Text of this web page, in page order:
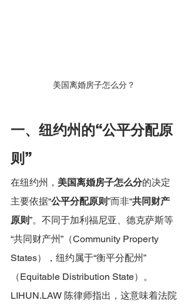
美国离婚房子怎么分？
一、纽约州的“公平分配原
则”
在纽约州， 美国离婚房子怎么分的决定
主要依据“公平分配原则”而非“共同财产
原则”。不同于加利福尼亚、德克萨斯等
“共同财产州”（Community Property
States），纽约属于“衡平分配州”
（Equitable Distribution State）。
LIHUN.LAW 陈律师指出，这意味着法院